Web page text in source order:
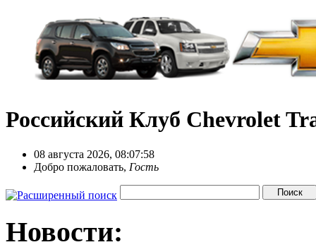
Российский Клуб Chevrolet
08 августа 2026, 08:07:58
Добро пожаловать, Гость
Новости: